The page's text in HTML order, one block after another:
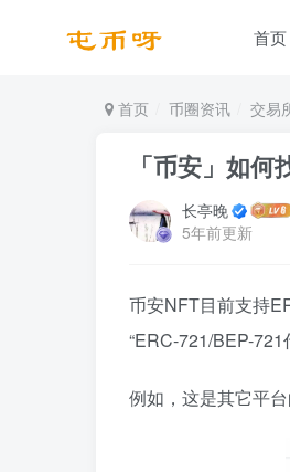
首页
首页 币圈资讯 交易
「币安」如何
长亭晚
5年前更新
币安NFT目前支持
“ERC-721/BEP-721
例如，这是其它平台